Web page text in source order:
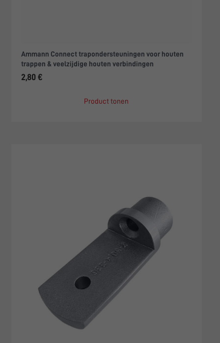
Ammann Connect trapondersteuningen voor houten
trappen & veelzijdige houten verbindingen
2,80 €
Product tonen